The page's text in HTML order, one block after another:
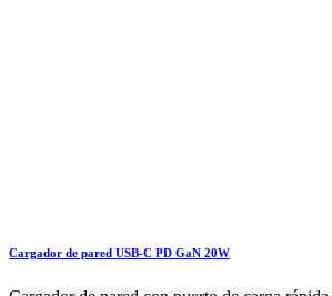
Cargador de pared USB-C PD GaN 20W